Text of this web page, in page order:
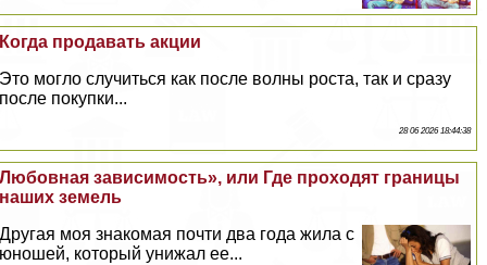
Когда продавать акции
Это могло случиться как после волны роста, так и сразу
после покупки...
28 06 2026 18:44:38
Любовная зависимость», или Где проходят границы
наших земель
Другая моя знакомая почти два года жила с
юношей, который унижал ее...